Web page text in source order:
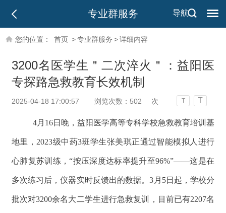
导航
专业群服务
您的位置： 首页 >专业群服务 >详细内容
3200名医学生＂二次淬火＂：益阳医
专探路急救教育长效机制
2025-04-18 17:00:57 浏览次数： 502 次 T T
4月16日晚，益阳医学高等专科学校急救教育培训基
地里，2023级中药3班学生张美琪正通过智能模拟人进行
心肺复苏训练，“按压深度达标率提升至96%”——这是在
多次练习后，仪器实时反馈出的数据。3月5日起，学校分
批次对3200余名大二学生进行急救复训，目前已有2207名